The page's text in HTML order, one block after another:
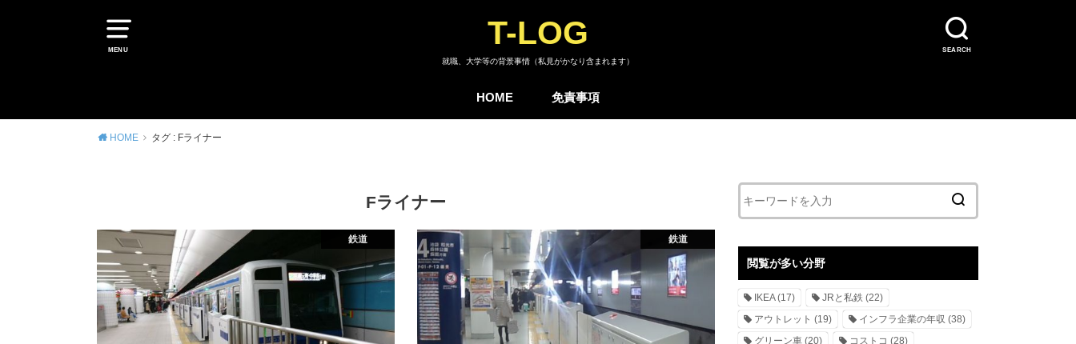
MENU SEARCH
T-LOG
就職、大学等の背景事情（私見がかなり含まれます）
HOME 免責事項
HOME タグ : Fライナー
Fライナー
鉄道 鉄道
閲覧が多い分野
IKEA(17) JRと私鉄 (22)
アウトレット (19) インフラ企業の年収 (38)
グリーン車 (20) コストコ (28)